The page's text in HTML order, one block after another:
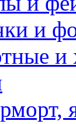
и
и